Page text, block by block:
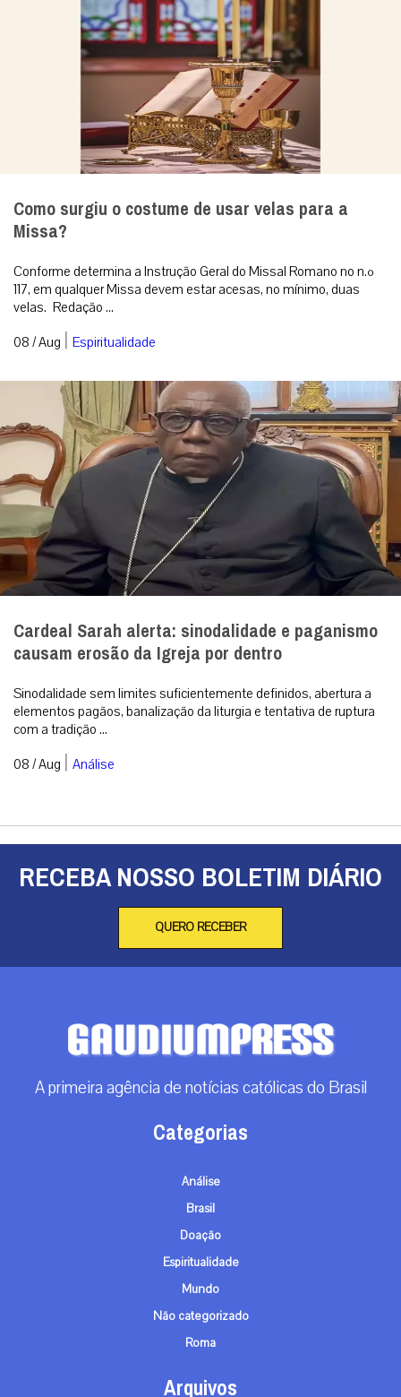
Como surgiu o costume de usar velas para a
Missa?
Conforme determina a Instrução Geral do Missal Romano no n.º
117, em qualquer Missa devem estar acesas, no mínimo, duas
velas. Redação ...
08 / Aug | Espiritualidade
Cardeal Sarah alerta: sinodalidade e paganismo
causam erosão da Igreja por dentro
Sinodalidade sem limites suficientemente definidos, abertura a
elementos pagãos, banalização da liturgia e tentativa de ruptura
com a tradição ...
08 / Aug | Análise
RECEBA NOSSO BOLETIM DIÁRIO
QUERO RECEBER
A primeira agência de notícias católicas do Brasil
Categorias
Análise
Brasil
Doação
Espiritualidade
Mundo
Não categorizado
Roma
Arquivos